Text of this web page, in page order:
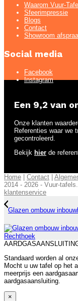
Waarom Vuur-
Sfeerimpressie
Blogs
Contact
Showroom
Social media
Facebook
Instagram
Een 9,2 van
Onze klanten
Referenties waar we
gecontroleerd.
Bekijk hier de
Home Contact
2014 - 2026 - Vuur-
klantenservice
Glazen ombouw
Rechthoek
Standaard worden al
Mocht u uw tafel op het
meerprijs een
aardgasaansluiting.
×